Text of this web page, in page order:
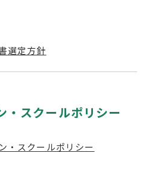
選定方針
・スクールポリシー
・スクールポリシー